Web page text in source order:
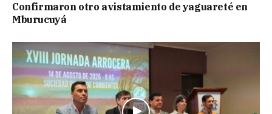
Confirmaron otro avistamiento de yaguareté en
Mburucuyá